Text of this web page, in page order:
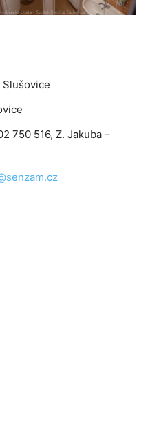
750 516, Z. Jakuba –